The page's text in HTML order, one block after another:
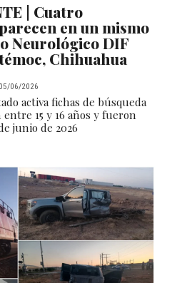
| Cuatro
en un mismo
Neurológico DIF
Chihuahua
05/06/2026
activa fichas de búsqueda
15 y 16 años y fueron
junio de 2026